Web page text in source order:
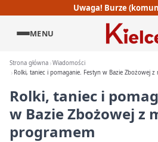
Uwaga! Burze
MENU
Strona główna Wiadomości
Rolki, taniec i pomaganie. Festyn w Bazie Zbożowej
Rolki, taniec i
w Bazie Zbożowej z
programem